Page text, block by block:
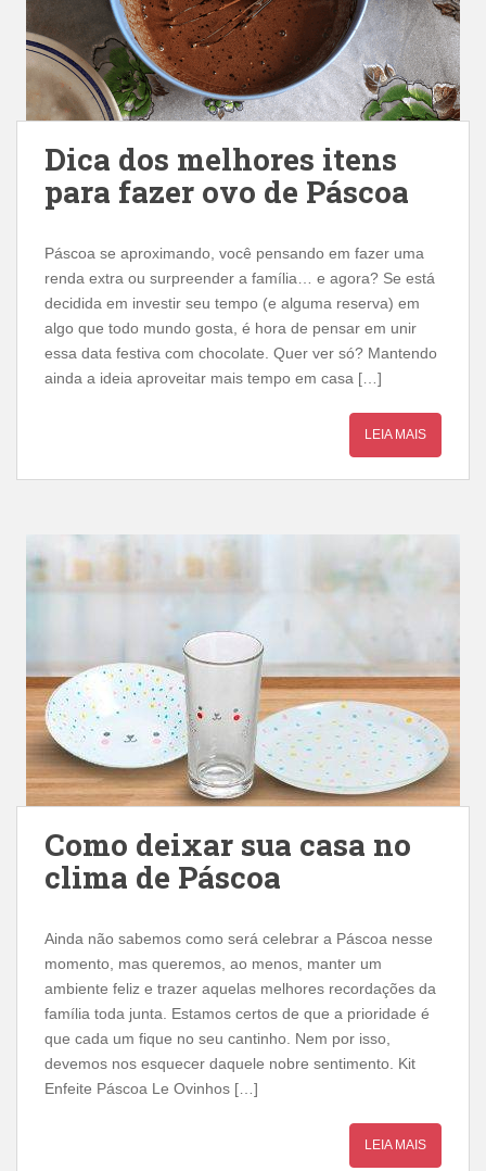
Dica dos melhores itens
para fazer ovo de Páscoa
Páscoa se aproximando, você pensando em fazer uma
renda extra ou surpreender a família… e agora? Se está
decidida em investir seu tempo (e alguma reserva) em
algo que todo mundo gosta, é hora de pensar em unir
essa data festiva com chocolate. Quer ver só? Mantendo
ainda a ideia aproveitar mais tempo em casa […]
LEIA MAIS
Como deixar sua casa no
clima de Páscoa
Ainda não sabemos como será celebrar a Páscoa nesse
momento, mas queremos, ao menos, manter um
ambiente feliz e trazer aquelas melhores recordações da
família toda junta. Estamos certos de que a prioridade é
que cada um fique no seu cantinho. Nem por isso,
devemos nos esquecer daquele nobre sentimento. Kit
Enfeite Páscoa Le Ovinhos […]
LEIA MAIS